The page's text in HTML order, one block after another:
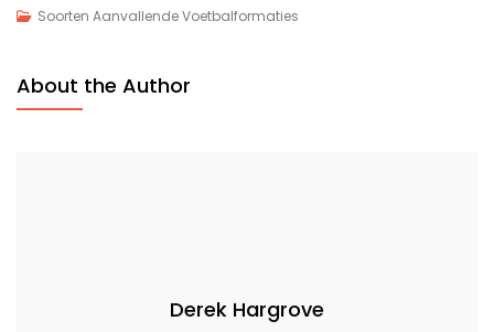
Spread
Soorten Aanvallende Voetbalformaties
About the Author
Derek Hargrove